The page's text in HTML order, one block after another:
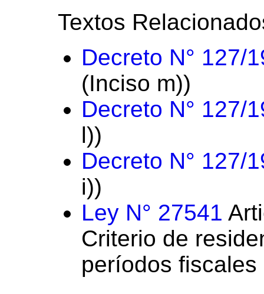
Textos
Decreto N° 127/
(Inciso m))
Decreto N° 127/
l))
Decreto N° 127/
i))
Ley N° 27541
Criterio de
períodos